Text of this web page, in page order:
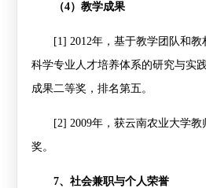
（4）教学成果
[1] 2012年，基于教学团队和教
科学专业人才培养体系的研究与实
成果二等奖，排名第五。
[2] 2009年，获云南农业大学教
奖。
7、社会兼职与个人荣誉